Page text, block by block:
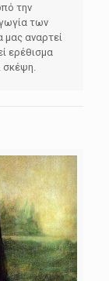
την
των
μας αναρτεί
ερέθισμα